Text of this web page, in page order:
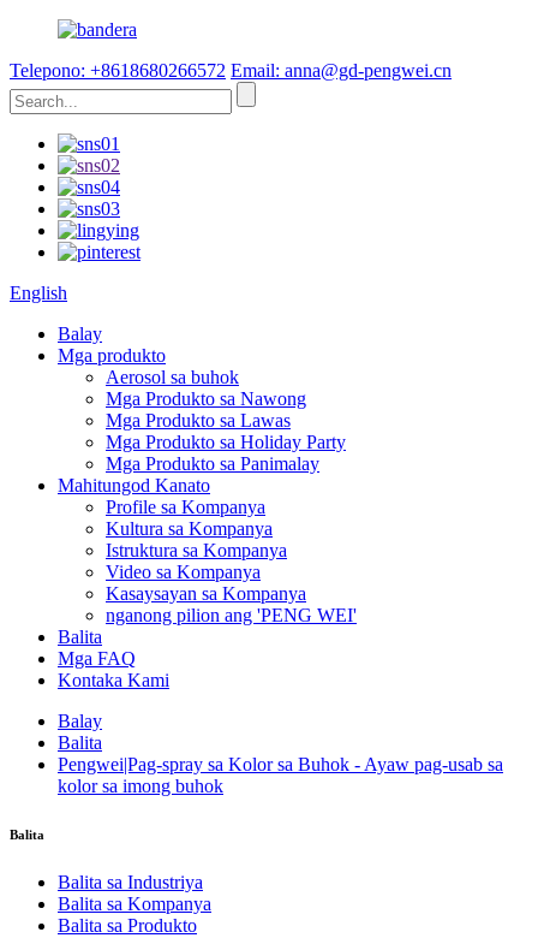
Telepono: +8618680266572 Email: anna@gd-pengwei.cn
English
Balay
Mga produkto
Aerosol sa buhok
Mga Produkto sa Nawong
Mga Produkto sa Lawas
Mga Produkto sa Holiday Party
Mga Produkto sa Panimalay
Mahitungod Kanato
Profile sa Kompanya
Kultura sa Kompanya
Istruktura sa Kompanya
Video sa Kompanya
Kasaysayan sa Kompanya
nganong pilion ang 'PENG WEI'
Balita
Mga FAQ
Kontaka Kami
Balay
Balita
Pengwei|Pag-spray sa Kolor sa Buhok - Ayaw pag-usab sa
kolor sa imong buhok
Balita
Balita sa Industriya
Balita sa Kompanya
Balita sa Produkto